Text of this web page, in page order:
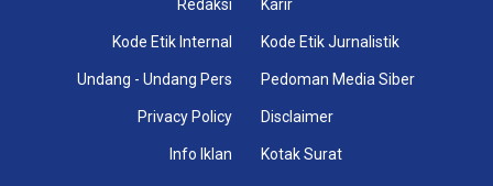
Redaksi
Kode Etik Internal
Undang - Undang Pers
Privacy Policy
Info Iklan
Karir
Kode Etik Jurnalistik
Pedoman Media Siber
Disclaimer
Kotak Surat